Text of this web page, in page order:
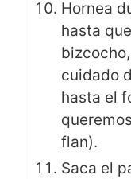
Hornea
hasta
cuidado
hasta el
flan).
Saca el